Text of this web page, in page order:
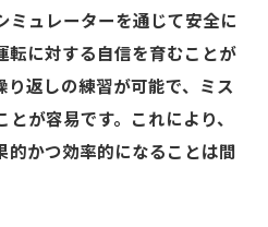
ミュレーターを通じて安全に
転に対する自信を育むことが
り返しの練習が可能で、ミス
が容易です。これにより、
的かつ効率的になることは間